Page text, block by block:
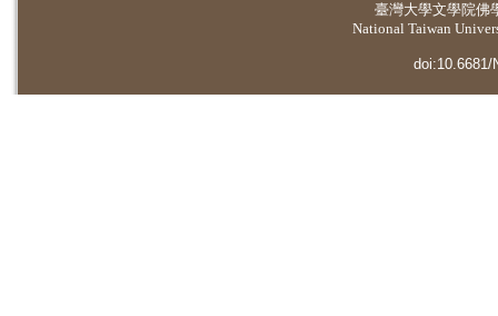
臺灣大學文學院佛
National Taiwan
doi:10.6681/